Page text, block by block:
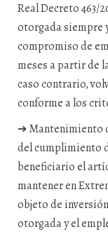
Real Decreto 463/
otorgada siempre
compromiso de
meses a partir de
caso contrario,
conforme a los
➔ Mantenimiento
del cumplimiento
beneficiario el
mantener en
objeto de
otorgada y el